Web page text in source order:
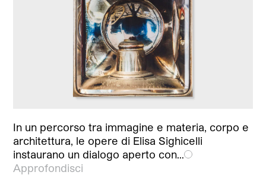
In un percorso tra immagine e materia, corpo e
architettura, le opere di Elisa Sighicelli
instaurano un dialogo aperto con…
Approfondisci